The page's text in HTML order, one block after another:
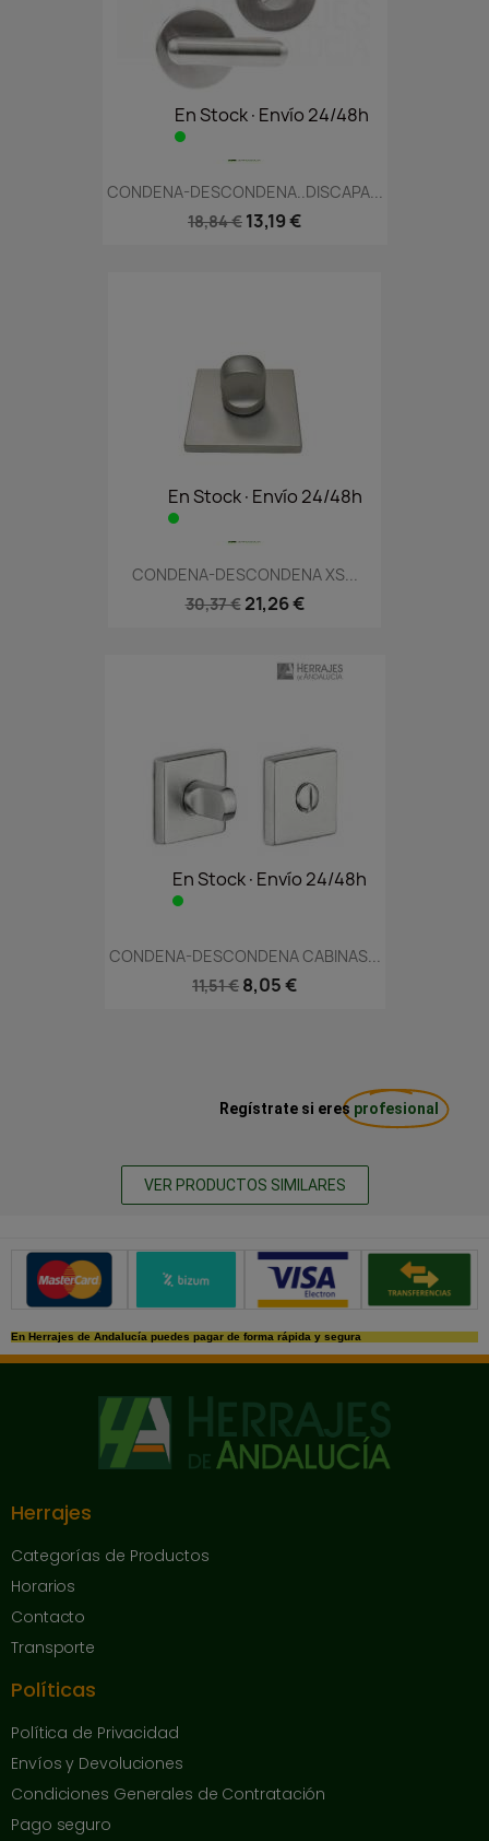
En Stock·Envío 24/48h
CONDENA-DESCONDENA..DISCAPA...
18,84 € 13,19 €
En Stock·Envío 24/48h
CONDENA-DESCONDENA XS...
30,37 € 21,26 €
En Stock·Envío 24/48h
CONDENA-DESCONDENA CABINAS...
11,51 € 8,05 €
Regístrate si eres profesional
VER PRODUCTOS SIMILARES
Métodos de pago seguros
En Herrajes de Andalucía puedes pagar de forma rápida y segura
Herrajes
Categorías de Productos
Horarios
Contacto
Transporte
Políticas
Política de Privacidad
Envíos y Devoluciones
Condiciones Generales de Contratación
Pago seguro